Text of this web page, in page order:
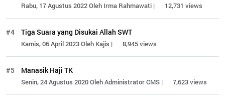
Rabu, 17 Agustus 2022 Oleh Irma Rahmawati | 12,731 views
#4 Tiga Suara yang Disukai Allah SWT
Kamis, 06 April 2023 Oleh Kajis | 8,945 views
#5 Manasik Haji TK
Senin, 24 Agustus 2020 Oleh Administrator CMS | 7,623 views